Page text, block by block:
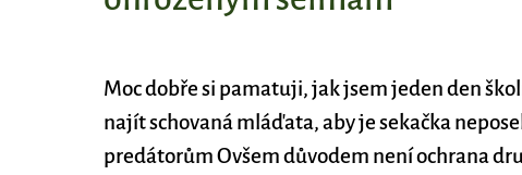
Moc dobře si pamatuji, jak jsem jeden den
najít schovaná mláďata, aby je sekačka
predátorům Ovšem důvodem není ochrana